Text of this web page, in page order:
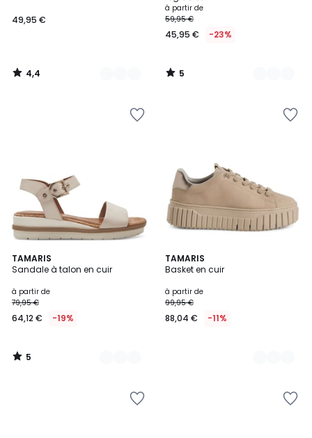
49,95 €
4,4
/
à partir de
59,95 €
45,95 € -23%
5
/
TAMARIS
Sandale à talon en cuir
à partir de
79,95 €
64,12 € -19%
5
/
3
Couleurs
5
/
TAMARIS
Basket en cuir
à partir de
99,95 €
88,04 € -11%
4
Couleurs